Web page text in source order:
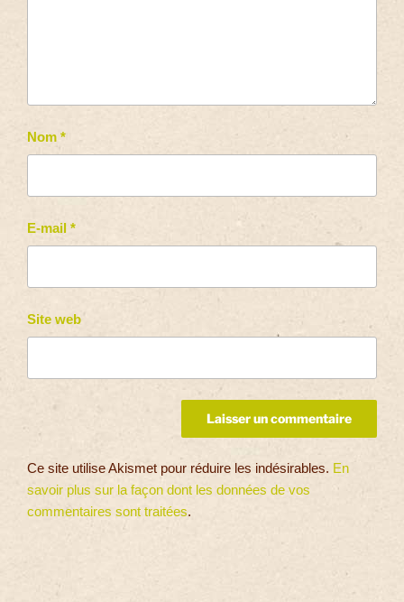
Nom *
E-mail *
Site web
Ce site utilise Akismet pour réduire les indésirables. En
savoir plus sur la façon dont les données de vos
commentaires sont traitées.